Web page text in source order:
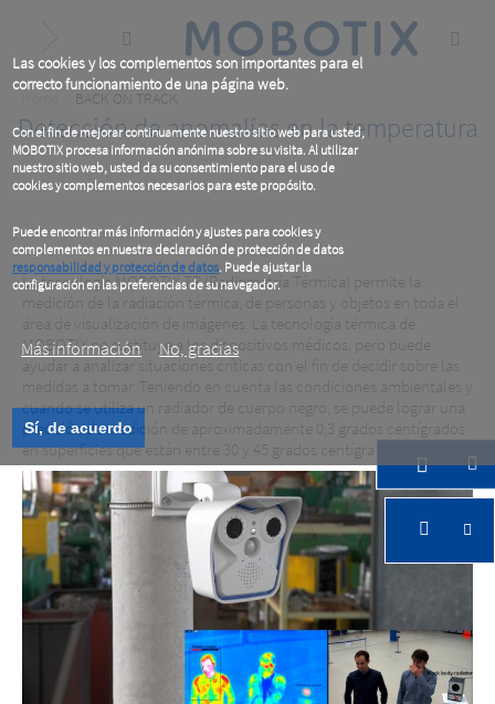
Las cookies y los complementos son importantes para el
correcto funcionamiento de una página web.
Con el fin de mejorar continuamente nuestro sitio web para usted,
MOBOTIX procesa información anónima sobre su visita. Al utilizar
nuestro sitio web, usted da su consentimiento para el uso de
cookies y complementos necesarios para este propósito.
Puede encontrar más información y ajustes para cookies y
complementos en nuestra declaración de protección de datos
responsabilidad y protección de datos. Puede ajustar la
configuración en las preferencias de su navegador.
Más información
No, gracias
Sí, de acuerdo
content
Breadcrumb
BACK ON TRACK
Detección de anomalías en la temperatura
La tecnología MOBOTIX TR (Radiometría Térmica) permite la
medición de la radiación térmica, de personas y objetos en toda el
área de visualización de imágenes. La tecnología térmica de
MOBOTIX no sustituye a los dispositivos médicos, pero puede
ayudar a analizar situaciones críticas con el fin de decidir sobre las
medidas a tomar. Teniendo en cuenta las condiciones ambientales y
cuando se utiliza un radiador de cuerpo negro, se puede lograr una
precisión de medición de aproximadamente 0,3 grados centígrados
en superficies que están entre 30 y 45 grados centígrados calientes.